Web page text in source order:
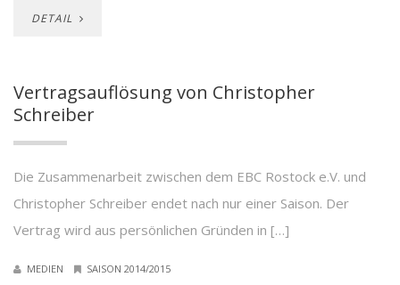
DETAIL
Vertragsauflösung von Christopher
Schreiber
Die Zusammenarbeit zwischen dem EBC Rostock e.V. und
Christopher Schreiber endet nach nur einer Saison. Der
Vertrag wird aus persönlichen Gründen in […]
MEDIEN SAISON 2014/2015